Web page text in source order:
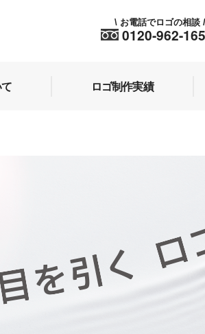
0120-962-165
\ お電話でロゴの相談 /
ロゴ制作実績